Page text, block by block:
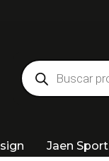
de
productos
Jaen Sport